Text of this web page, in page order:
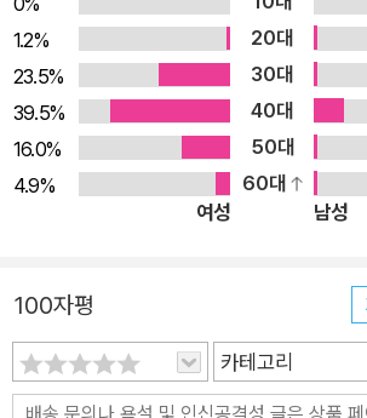
성장의 이야기는 그런 우리의 모습과 닮아 있습니다.
것을 허용하게 합니다. 무한한 에너지로 지
선을 넘기도 합니다. 서로에게 보이지 않는
은 함께 성장하며 만들어진 애틋함 때문이
정말 다행이라고 생각하는 관계, 서로를 성
는 친구가 어쩌면 형제자매가 아닐까요? 『귤
가 나눌 수 있는 더 많은 이야기들을 기대하
은 놓지 않는 세 코알라를 통해 여러분의 형
요.
1.2%
20대
23.5%
30대
39.5%
40대
16.0%
50대
4.9%
60대
여성
남성
100자평
카테고리